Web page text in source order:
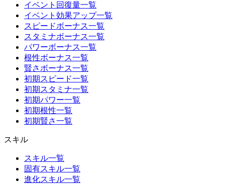
イベント回復量一覧
イベント効果アップ一覧
スピードボーナス一覧
スタミナボーナス一覧
パワーボーナス一覧
根性ボーナス一覧
賢さボーナス一覧
初期スピード一覧
初期スタミナ一覧
初期パワー一覧
初期根性一覧
初期賢さ一覧
スキル
スキル一覧
固有スキル一覧
進化スキル一覧